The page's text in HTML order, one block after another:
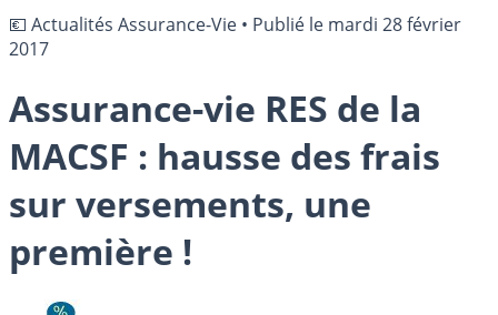
💶 Actualités Assurance-Vie • Publié le mardi 28 février
2017
Assurance-vie RES de la
MACSF : hausse des frais
sur versements, une
première !